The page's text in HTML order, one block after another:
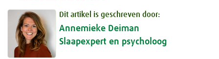
Dit artikel is geschreven door:
Annemieke Deiman
Slaapexpert en psycholoog